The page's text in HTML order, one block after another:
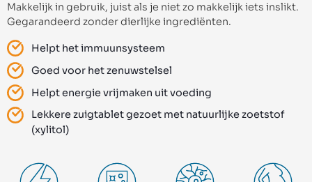
Makkelijk in gebruik, juist als je niet zo makkelijk iets inslikt.
Gegarandeerd zonder dierlijke ingrediënten.
Helpt het immuunsysteem
Goed voor het zenuwstelsel
Helpt energie vrijmaken uit voeding
Lekkere zuigtablet gezoet met natuurlijke zoetstof
(xylitol)